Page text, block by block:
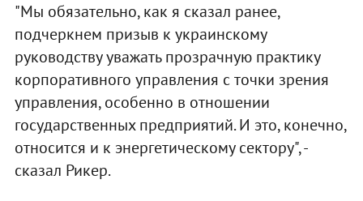
"Мы обязательно, как я сказал ранее,
подчеркнем призыв к украинскому
руководству уважать прозрачную практику
корпоративного управления с точки зрения
управления, особенно в отношении
государственных предприятий. И это, конечно,
относится и к энергетическому сектору", -
сказал Рикер.